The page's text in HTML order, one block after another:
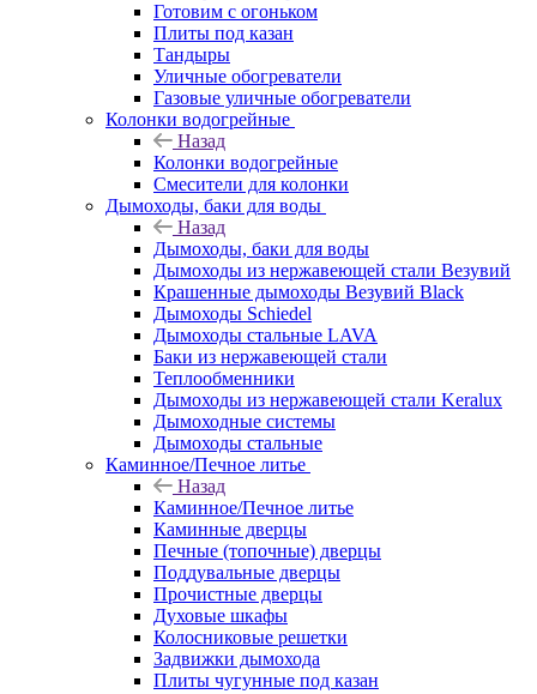
Готовим с огоньком
Плиты под казан
Тандыры
Уличные обогреватели
Газовые уличные обогреватели
Колонки водогрейные
Назад
Колонки водогрейные
Смесители для колонки
Дымоходы, баки для воды
Назад
Дымоходы, баки для воды
Дымоходы из нержавеющей стали Везувий
Крашенные дымоходы Везувий Black
Дымоходы Schiedel
Дымоходы стальные LAVA
Баки из нержавеющей стали
Теплообменники
Дымоходы из нержавеющей стали Keralux
Дымоходные системы
Дымоходы стальные
Каминное/Печное литье
Назад
Каминное/Печное литье
Каминные дверцы
Печные (топочные) дверцы
Поддувальные дверцы
Прочистные дверцы
Духовые шкафы
Колосниковые решетки
Задвижки дымохода
Плиты чугунные под казан